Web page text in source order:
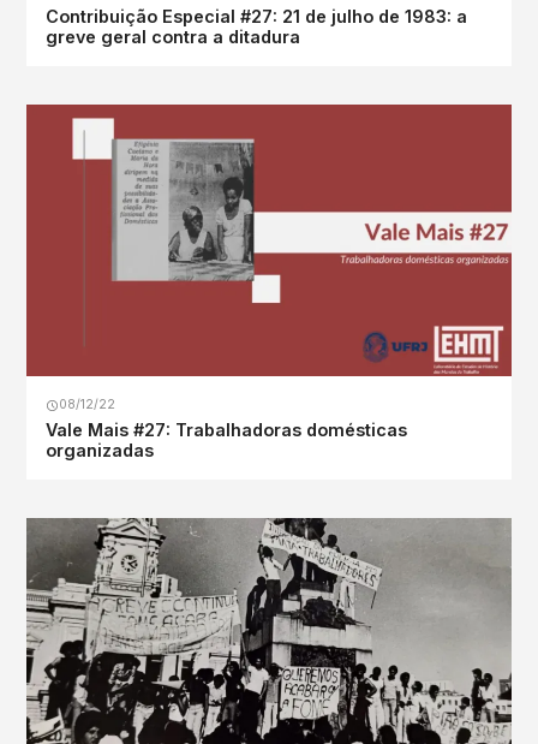
Contribuição Especial #27: 21 de julho de 1983: a
greve geral contra a ditadura
08/12/22
Vale Mais #27: Trabalhadoras domésticas
organizadas